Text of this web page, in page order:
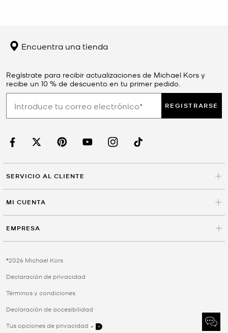
Encuentra una tienda
Regístrate para recibir actualizaciones de Michael Kors y
recibe un 10 % de descuento en tu primer pedido.
REGISTRARSE
SERVICIO AL CLIENTE
MI CUENTA
EMPRESA
©2026 Michael Kors
Declaración de privacidad
Términos y condiciones
Declaración de accesibilidad
Tus opciones de privacidad